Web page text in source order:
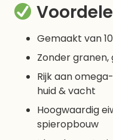
Gemaakt van
Zonder
Rijk aan
huid & vacht
Hoogwaardig
spieropbouw